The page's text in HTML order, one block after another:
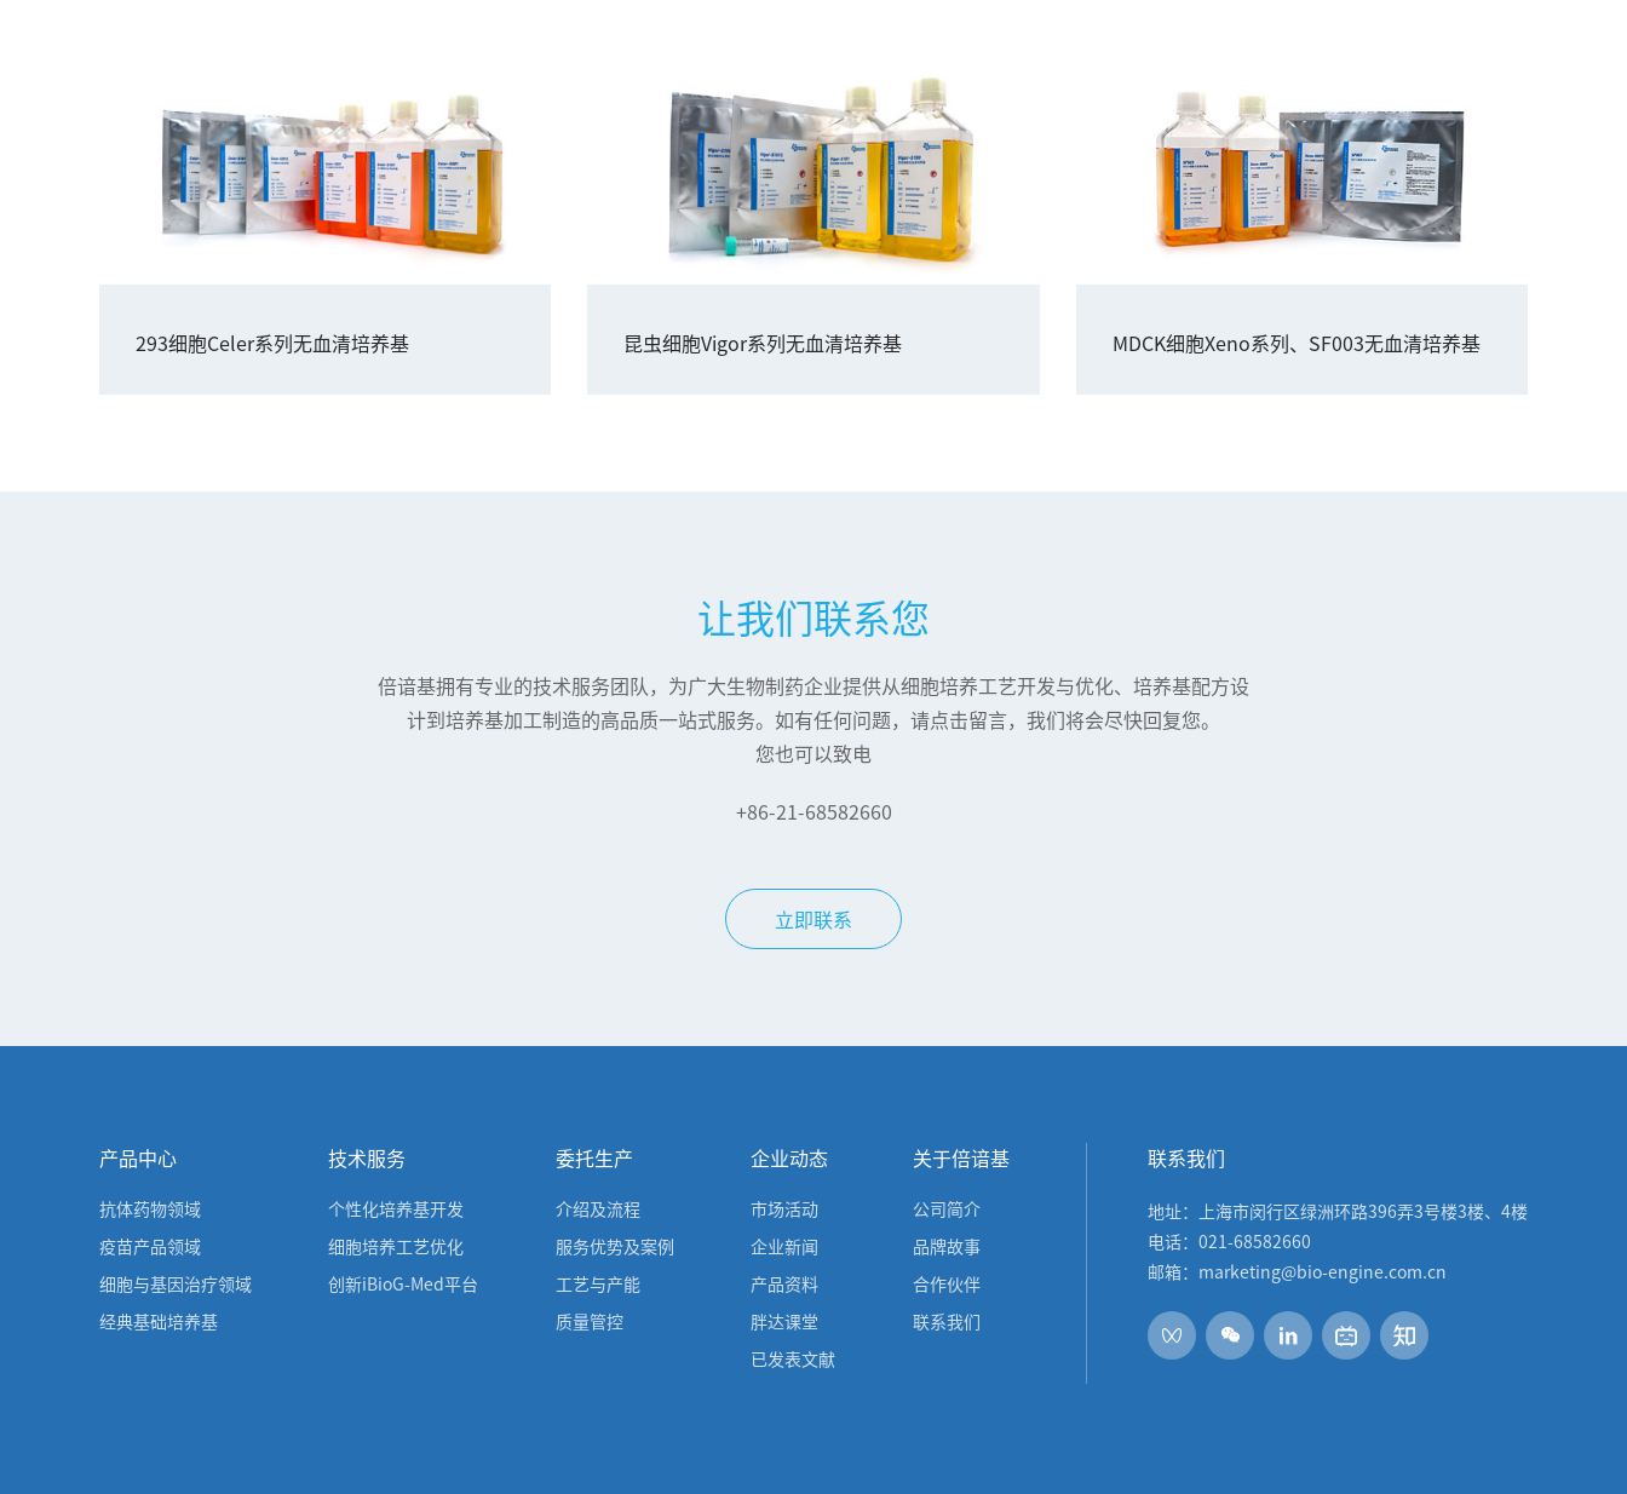
293细胞Celer系列无血清培养基 昆虫细胞Vigor系列无血清培养基 MDCK细胞Xeno系列、SF003无血清培养基
让我们联系您
倍谙基拥有专业的技术服务团队，为广大生物制药企业提供从细胞培养工艺开发与优化、培养基配方设
计到培养基加工制造的高品质一站式服务。如有任何问题，请点击留言，我们将会尽快回复您。
您也可以致电
+86-21-68582660
立即联系
产品中心
抗体药物领域
疫苗产品领域
细胞与基因治疗领域
经典基础培养基
技术服务
个性化培养基开发
细胞培养工艺优化
创新iBioG-Med平台
委托生产
介绍及流程
服务优势及案例
工艺与产能
质量管控
企业动态
市场活动
企业新闻
产品资料
胖达课堂
已发表文献
关于倍谙基
公司简介
品牌故事
合作伙伴
联系我们
联系我们
地址：上海市闵行区绿洲环路396弄3号楼3楼、4楼
电话：021-68582660
邮箱：marketing@bio-engine.com.cn